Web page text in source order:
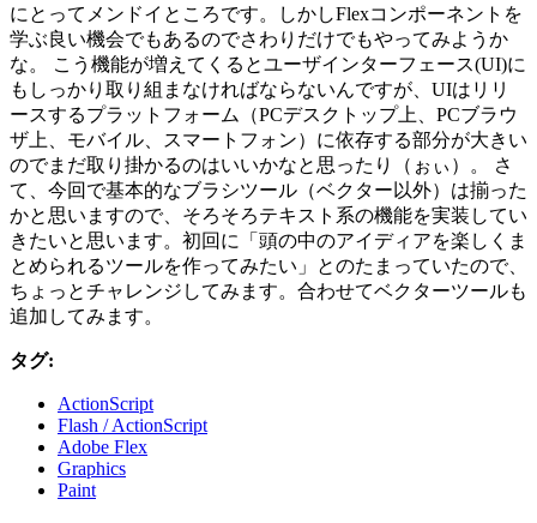
にとってメンドイところです。しかしFlexコンポーネントを
学ぶ良い機会でもあるのでさわりだけでもやってみようか
な。 こう機能が増えてくるとユーザインターフェース(UI)に
もしっかり取り組まなければならないんですが、UIはリリ
ースするプラットフォーム（PCデスクトップ上、PCブラウ
ザ上、モバイル、スマートフォン）に依存する部分が大きい
のでまだ取り掛かるのはいいかなと思ったり（ぉぃ）。 さ
て、今回で基本的なブラシツール（ベクター以外）は揃った
かと思いますので、そろそろテキスト系の機能を実装してい
きたいと思います。初回に「頭の中のアイディアを楽しくま
とめられるツールを作ってみたい」とのたまっていたので、
ちょっとチャレンジしてみます。合わせてベクターツールも
追加してみます。
タグ:
ActionScript
Flash / ActionScript
Adobe Flex
Graphics
Paint